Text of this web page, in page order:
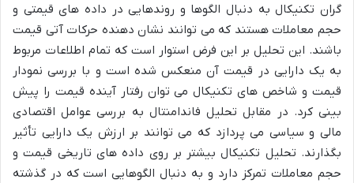
گران تکنیکال به دنبال الگوها و روندهایی در داده های قیمتی و
حجم معاملات هستند که می توانند نشان دهنده حرکات آتی قیمت
باشند. این تحلیل بر این فرض استوار است که تمام اطلاعات مربوط
به یک دارایی در قیمت آن منعکس شده است و با بررسی نمودار
قیمت و شاخص های تکنیکال می توان رفتار آینده قیمت را پیش
بینی کرد. در مقابل تحلیل فاندامنتال به بررسی عوامل اقتصادی
مالی و سیاسی می پردازد که می توانند بر ارزش یک دارایی تأثیر
بگذارند. تحلیل تکنیکال بیشتر بر روی داده های تاریخی قیمت و
حجم معاملات تمرکز دارد و به دنبال الگوهایی است که در گذشته